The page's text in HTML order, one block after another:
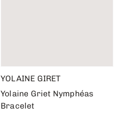
YOLAINE GIRET
Yolaine Griet Nymphéas
Bracelet